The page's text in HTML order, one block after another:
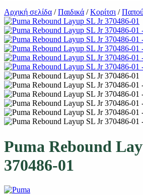
Αρχική σελίδα / Παιδικά / Κορίτσι /
Puma Rebound
370486-01